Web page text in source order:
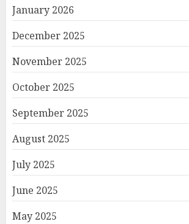
January 2026
December 2025
November 2025
October 2025
September 2025
August 2025
July 2025
June 2025
May 2025